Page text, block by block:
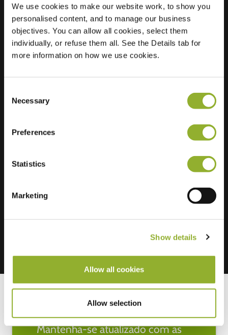
We use cookies to make our website work, to show you
personalised content, and to manage our business
objectives. You can allow all cookies, select them
individually, or refuse them all. See the Details tab for
more information on how we use cookies.
Selection
Necessary
Preferences
Statistics
Marketing
Show details
Allow all cookies
Allow selection
Localização
Händelstraat 68
5216 PT s-
Hertogenbosch
Países Baixos
Mantenha-se atualizado com as